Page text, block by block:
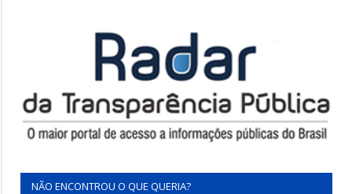
NÃO ENCONTROU O QUE QUERIA?